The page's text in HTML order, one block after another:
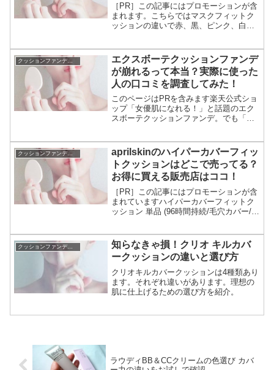
［PR］この記事にはプロモーションが含
まれます。こちらではマスクフィットク
ッションの違いで赤、黒、ピンク、白ど
黒、ピンク、白の4種類。どれも人気です
が、配合されてる美容成...
クッションファンデーション
エクスボーテクッションファンデ
が崩れるって本当？実際に使った
人の口コミを調査してみた！
このページはPRを含みます楽天公式ショ
ップ「女優肌になれる！」と話題のエク
スボーテクッションファンデ。でも「崩
アルに使っている人たちの口コミをガッ
ツリ調査した結果をお伝...
クッションファンデーション
aprilskinのハイパーカバーフィッ
トクッションはどこで売ってる？
お得に買える販売店はココ！
［PR］この記事にはプロモーションが含
まれていますハイパーカバーフィットク
ッション 単品 (96時間持続/毛穴カバー/2
―スでsnsなどで評判になり...
知らなきゃ損！クリオ キルカバ
ークッションの違いと選び方
クリオキルカバークッションは4種類あり
ます。それぞれ違いがあります。理想の
肌に仕上げるための選び方を紹介。
ラウディBB＆CCクリームの色選び カバ